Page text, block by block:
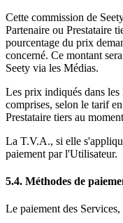
Cette commission de
Partenaire ou Prestataire
pourcentage du prix
concerné. Ce montant
Seety via les Médias.
Les prix indiqués dans les
comprises, selon le tarif
Prestataire tiers au
La T.V.A., si elle
paiement par l'Utilisateur.
5.4. Méthodes de
Le paiement des